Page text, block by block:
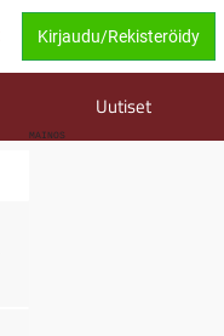
Kirjaudu/Rekisteröidy
Uutiset
MAINOS